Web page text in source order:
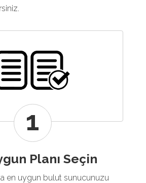
1
Planı Seçin
en uygun bulut sunucunuzu